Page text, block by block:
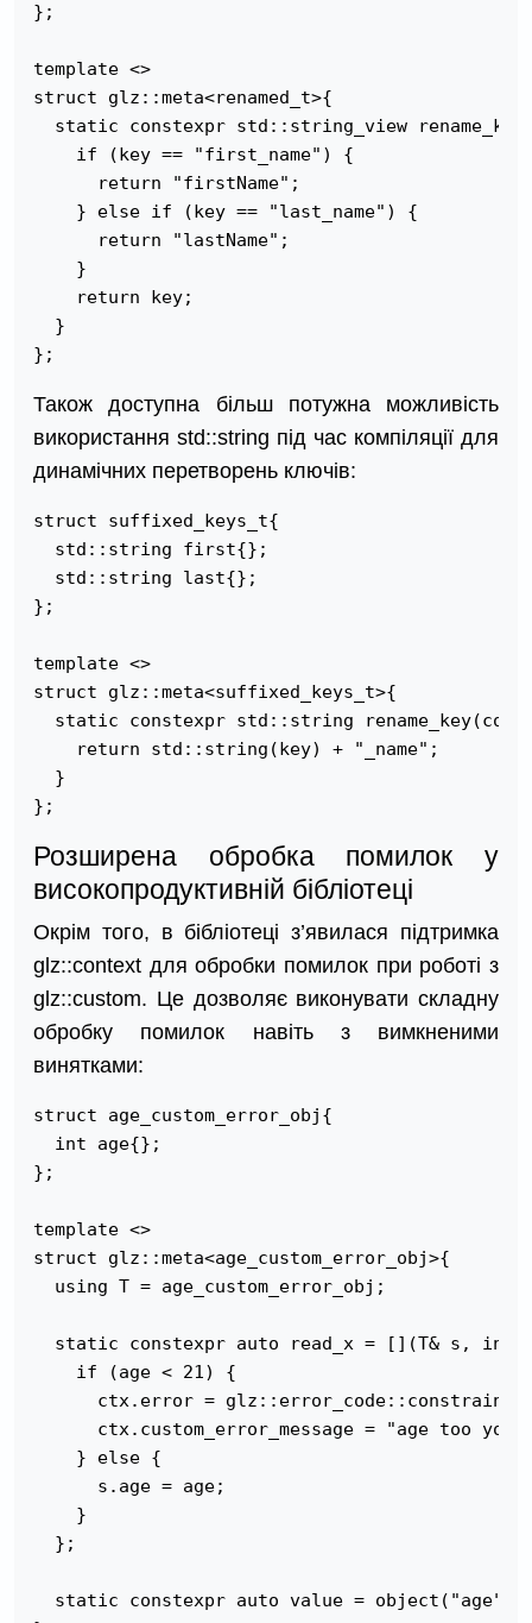
};
template <>
struct glz::meta<renamed_t>{
static constexpr std::string_view
    if (key == "first_name") {
      return "firstName";
    } else if (key == "last_name") {
      return "lastName";
    }
    return key;
  }
Також доступна більш потужна можливість
використання std::string під час компіляції для
динамічних перетворень ключів:
struct suffixed_keys_t{
  std::string first{};
  std::string last{};
};
template <>
struct glz::meta<suffixed_keys_t>{
static constexpr std::string
    return std::string(key) + "_name";
  }
Розширена обробка помилок у
високопродуктивній бібліотеці
Окрім того, в бібліотеці з’явилася підтримка
glz::context для обробки помилок при роботі з
glz::custom. Це дозволяє виконувати складну
обробку помилок навіть з вимкненими
винятками:
struct age_custom_error_obj{
  int age{};
};
template <>
struct glz::meta<age_custom_error_obj>{
  using T = age_custom_error_obj;
static constexpr auto read_x = [](T& s, int
    if (age < 21) {
ctx.error =
ctx.custom_error_message = "age too
    } else {
      s.age = age;
    }
  };
static constexpr auto value = object("age",